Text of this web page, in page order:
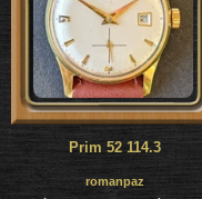
Prim 52 114.3
romanpaz